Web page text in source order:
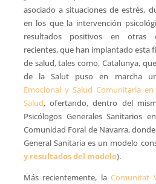
asociado a situaciones de estrés,
en los que la intervención
resultados positivos en otras
recientes, que han implantado esta
de salud, tales como, Catalunya,
de la Salut puso en marcha
Emocional y Salud Comunitaria
Salud, ofertando, dentro del
Psicólogos Generales Sanitarios
Comunidad Foral de Navarra,
General Sanitaria es un modelo
y resultados del modelo).
Más recientemente, laComunitat